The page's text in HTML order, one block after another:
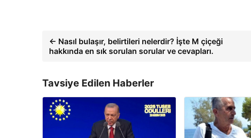
← Nasıl bulaşır, belirtileri nelerdir? İşte M çiçeği
hakkında en sık sorulan sorular ve cevapları.
Tavsiye Edilen Haberler